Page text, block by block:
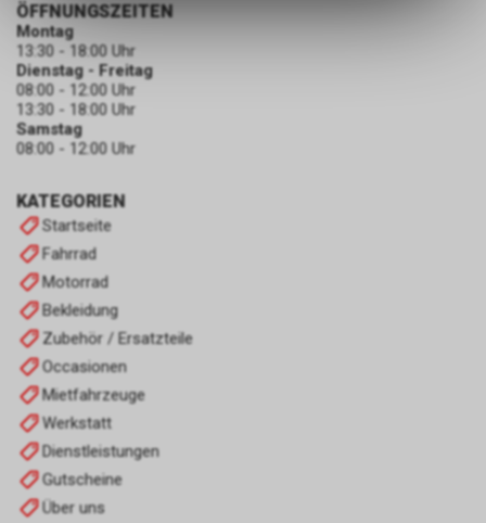
KATEGORIEN
Startseite
Fahrrad
Motorrad
Bekleidung
Zubehör / Ersatzteile
Occasionen
Mietfahrzeuge
Werkstatt
Dienstleistungen
Gutscheine
Über uns
ÖFFNUNGSZEITEN
Montag
13:30 - 18:00 Uhr
Dienstag - Freitag
08:00 - 12:00 Uhr
13:30 - 18:00 Uhr
Samstag
08:00 - 12:00 Uhr